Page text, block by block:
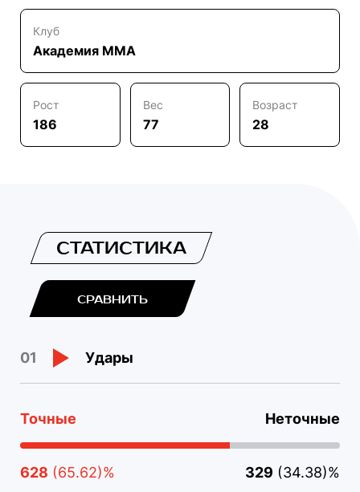
Клуб
Академия ММА
Рост
186
Вес
77
Возраст
28
СТАТИСТИКА
СРАВНИТЬ
01 Удары
Точные Неточные
628 (65.62)% 329 (34.38)%